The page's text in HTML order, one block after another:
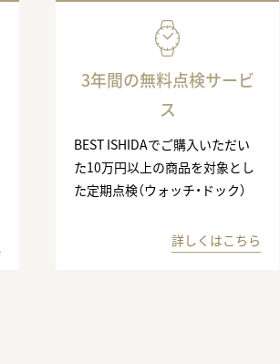
3年間の無料点検サービ
ス
BEST ISHIDAでご購入いただい
た10万円以上の商品を対象とし
た定期点検（ウォッチ・ドック）
詳しくはこちら